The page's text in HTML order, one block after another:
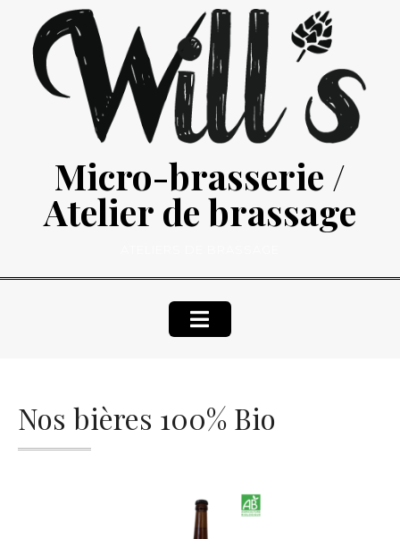
Micro-brasserie /
Atelier de brassage
Nos bières 100% Bio